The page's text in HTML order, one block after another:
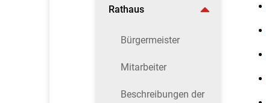
Rathaus
Bürgermeister
Mitarbeiter
Beschreibungen der